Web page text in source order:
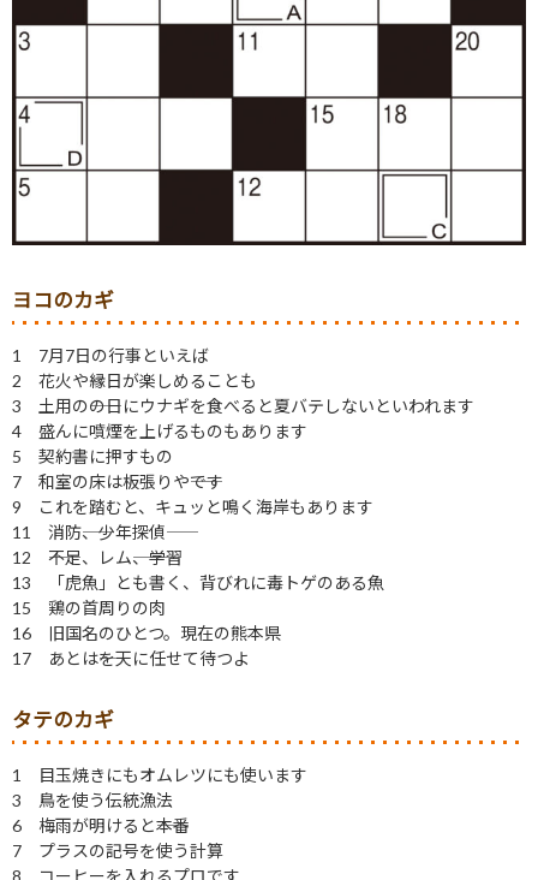
ヨコのカギ
1 7月7日の行事といえば
2 花火や縁日が楽しめることも
3 土用の――の日にウナギを食べると夏バテしないといわれます
4 盛んに噴煙を上げるものもあります
5 契約書に押すもの
7 和室の床は板張りや――です
9 これを踏むと、キュッと鳴く海岸もあります
11 消防――、少年探偵――
12 ――不足、レム――、――学習
13 「虎魚」とも書く、背びれに毒トゲのある魚
15 鶏の首周りの肉
16 旧国名のひとつ。現在の熊本県
17 あとは――を天に任せて待つよ
タテのカギ
1 目玉焼きにもオムレツにも使います
3 鳥を使う伝統漁法
6 梅雨が明けると――本番
7 プラスの記号を使う計算
8 コーヒーを入れるプロです